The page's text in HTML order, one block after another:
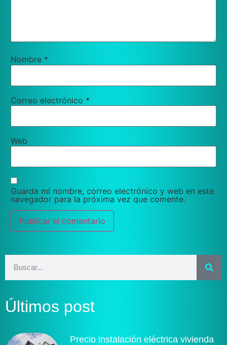
Nombre *
Correo electrónico *
Web
Guarda mi nombre, correo electrónico y web en este
navegador para la próxima vez que comente.
Últimos post
Precio instalación eléctrica vivienda